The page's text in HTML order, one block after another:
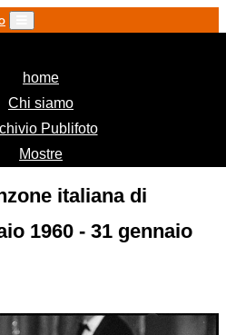
home(current)
Chi siamo
Publifoto
Mostre
italiana di
1960 - 31 gennaio